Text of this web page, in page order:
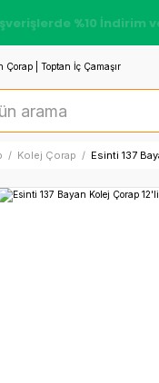
%10 İndirim
Kolej Çorap Esinti 137